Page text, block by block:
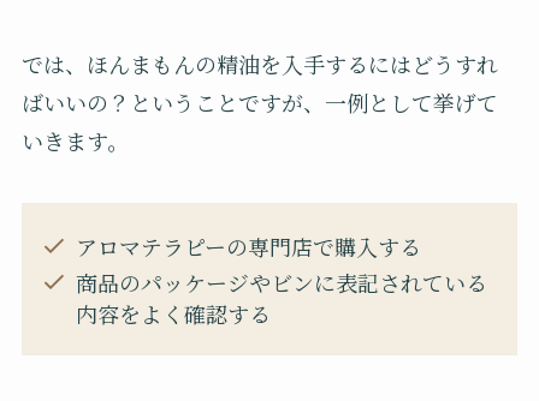
では、ほんまもんの精油を入手するにはどうすれ
ばいいの？ということですが、一例として挙げて
いきます。
アロマテラピーの専門店で購入する
商品のパッケージやビンに表記されている
内容をよく確認する